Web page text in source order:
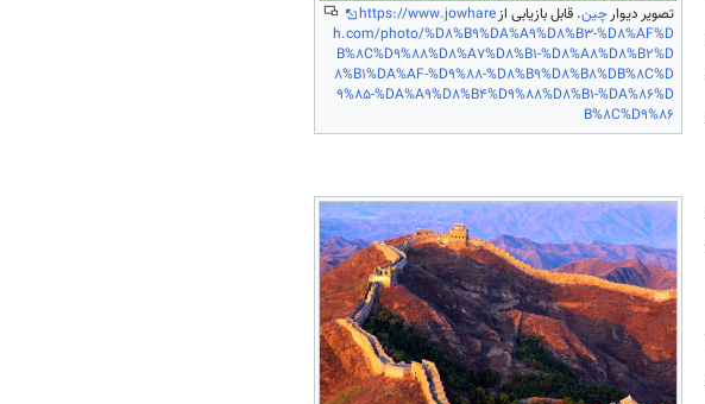
تصویر دیوارچین. قابل بازیابی ازhttps://www.jowhare
h.com/photo/%D8%B9%DA%A9%D8%B3-%D8%AF%D
B%8C%D9%88%D8%A7%D8%B1-%D8%A8%D8%B2%D
8%B1%DA%AF-%D9%88-%D8%B9%D8%B8%DB%8C%D
9%85-%DA%A9%D8%B4%D9%88%D8%B1-%DA%86%D
B%8C%D9%86